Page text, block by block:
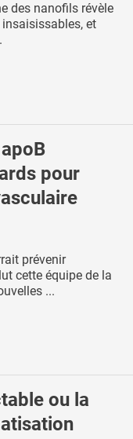
des nanofils révèle
insaisissables, et
pour
prévenir
cette équipe de la
...
ou la